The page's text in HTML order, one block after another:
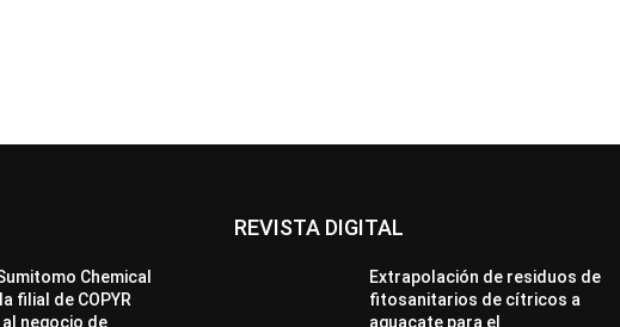
Chemical
filial de COPYR
negocio de
REVISTA DIGITAL
Extrapolación de residuos de
fitosanitarios de cítricos a
aguacate para el